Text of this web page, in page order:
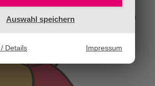
Auswahl speichern
Details Impressum